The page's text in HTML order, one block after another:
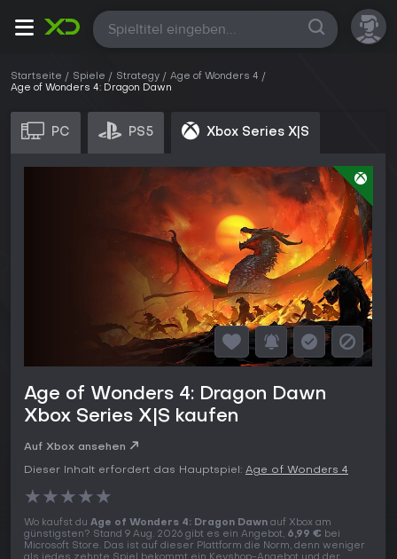
Alle
Startseite Spiele Strategy
Age of Wonders 4
Age of Wonders 4: Dragon Dawn
PC PS5 Xbox Series X|S
Age of Wonders 4: Dragon Dawn
Xbox Series X|S kaufen
Auf Xbox ansehen
Dieser Inhalt erfordert das Hauptspiel: Age of Wonders 4
★★★★★
Wo kaufst du Age of Wonders 4: Dragon Dawn auf Xbox am
günstigsten? Stand 9 Aug. 2026 gibt es ein Angebot, 6,99 € bei
Microsoft Store. Das ist auf dieser Plattform die Norm, denn weniger